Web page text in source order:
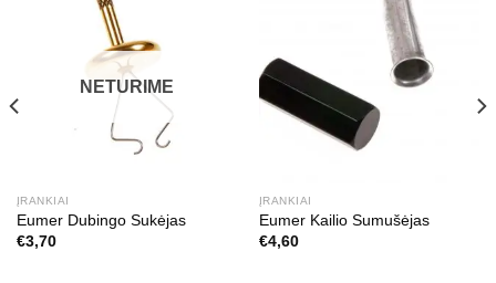
NETURIME
ĮRANKIAI
Eumer Dubingo Sukėjas
€3,70
ĮRANKIAI
Eumer Kailio Sumušėjas
€4,60